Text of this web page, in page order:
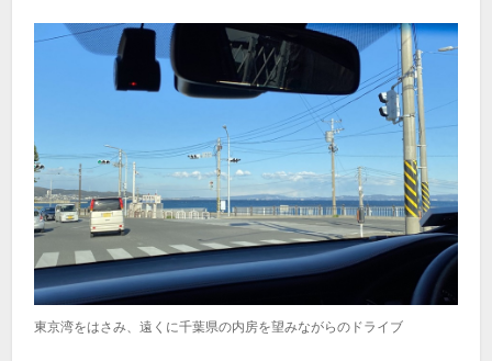
東京湾をはさみ、遠くに千葉県の内房を望みながらのドライブ